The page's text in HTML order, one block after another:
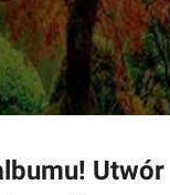
Utwór